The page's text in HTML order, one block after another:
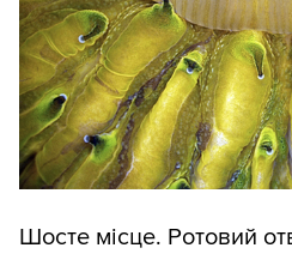
Шосте місце. Ротовий